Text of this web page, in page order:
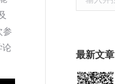
参
论
最新文章